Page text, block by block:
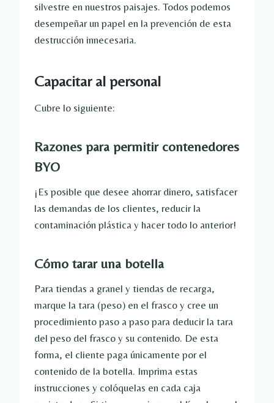
silvestre en nuestros paisajes. Todos podemos
desempeñar un papel en la prevención de esta
destrucción innecesaria.
Capacitar al personal
Cubre lo siguiente:
Razones para permitir contenedores
BYO
¡Es posible que desee ahorrar dinero, satisfacer
las demandas de los clientes, reducir la
contaminación plástica y hacer todo lo anterior!
Cómo tarar una botella
Para tiendas a granel y tiendas de recarga,
marque la tara (peso) en el frasco y cree un
procedimiento paso a paso para deducir la tara
del peso del frasco y su contenido. De esta
forma, el cliente paga únicamente por el
contenido de la botella. Imprima estas
instrucciones y colóquelas en cada caja